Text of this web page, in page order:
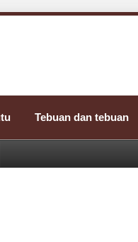
Tebuan dan tebuan